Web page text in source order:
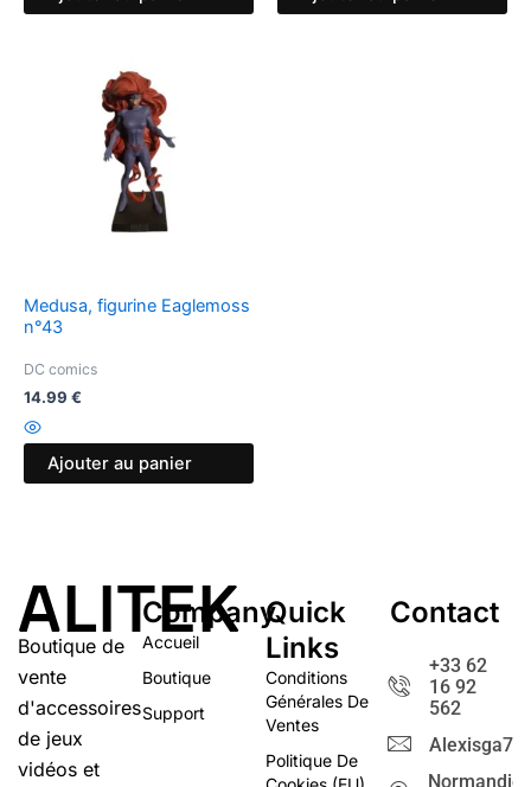
Medusa, figurine Eaglemoss
n°43
DC comics
14.99 €
Ajouter au panier
ALITEK
Boutique de
vente
d'accessoires
de jeux
vidéos et
Company
Accueil
Boutique
Support
Quick
Links
Conditions
Générales De
Ventes
Politique De
Contact
+33 62
16 92
562
Normandie